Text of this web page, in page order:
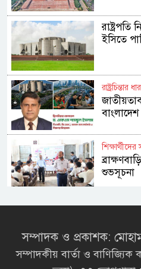
রাষ্ট্রপতি
ইসিতে
রাষ্ট্রচিন্তার
বাংলাদেশ
শুভসূচনা
৪ বিয়ের
সম্পাদক ও প্রকাশক:
সম্পাদকীয় বার্তা ও বাণিজ্যিক